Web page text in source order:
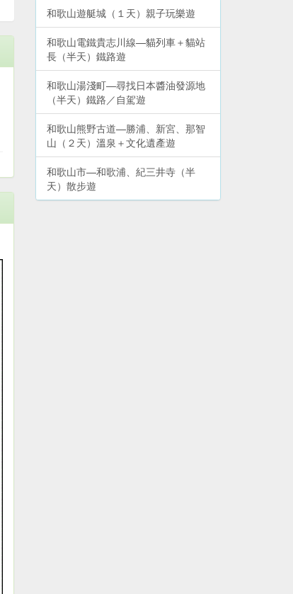
和歌山遊艇城（１天）親子玩樂遊
和歌山電鐵貴志川線—貓列車＋貓站
長（半天）鐵路遊
和歌山湯淺町—尋找日本醬油發源地
（半天）鐵路／自駕遊
和歌山熊野古道—勝浦、新宮、那智
山（２天）溫泉＋文化遺產遊
和歌山市—和歌浦、紀三井寺（半
天）散步遊